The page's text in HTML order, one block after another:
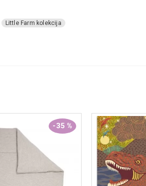
Little Farm kolekcija
-35 %